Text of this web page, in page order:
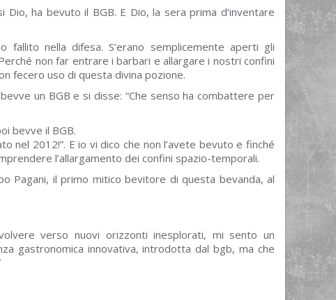
Dio, ha bevuto il BGB. E Dio, la sera prima d’inventare
fallito nella difesa. S’erano semplicemente aperti gli
non far entrare i barbari e allargare i nostri confini
fecero uso di questa divina pozione.
un BGB e si disse: “Che senso ha combattere per
bevve il BGB.
nel 2012!”. E io vi dico che non l’avete bevuto e finché
l’allargamento dei confini spazio-temporali.
Pagani, il primo mitico bevitore di questa bevanda, al
verso nuovi orizzonti inesplorati, mi sento un
gastronomica innovativa, introdotta dal bgb, ma che